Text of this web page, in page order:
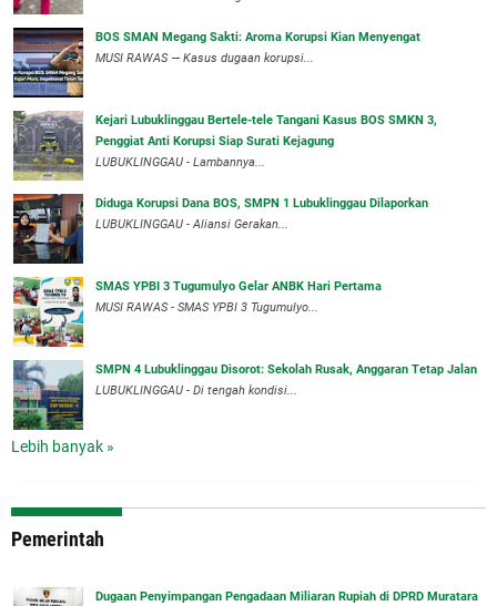
BOS SMAN Megang Sakti: Aroma Korupsi Kian Menyengat
MUSI RAWAS — Kasus dugaan korupsi...
Kejari Lubuklinggau Bertele-tele Tangani Kasus BOS SMKN 3,
Penggiat Anti Korupsi Siap Surati Kejagung
LUBUKLINGGAU - Lambannya...
Diduga Korupsi Dana BOS, SMPN 1 Lubuklinggau Dilaporkan
LUBUKLINGGAU - Aliansi Gerakan...
SMAS YPBI 3 Tugumulyo Gelar ANBK Hari Pertama
MUSI RAWAS - SMAS YPBI 3 Tugumulyo...
SMPN 4 Lubuklinggau Disorot: Sekolah Rusak, Anggaran Tetap Jalan
LUBUKLINGGAU - Di tengah kondisi...
Lebih banyak »
Pemerintah
‎Dugaan Penyimpangan Pengadaan Miliaran Rupiah di DPRD Muratara